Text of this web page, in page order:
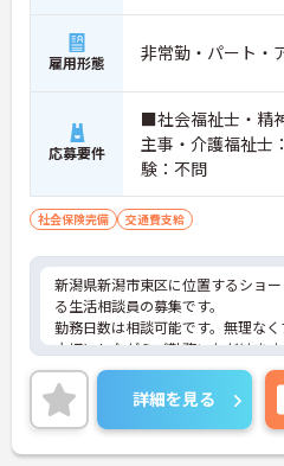
雇用形態 非常勤・パート・
応募要件
■社会福祉士・精
主事・介護福祉士
験：不問
社会保険完備 交通費支給
新潟県新潟市東区に位置するショ
る生活相談員の募集です。
勤務日数は相談可能です。無理な
大切にしながらご勤務いただけま
者やご家族、関係機関など、どん
ミュニケーションをとれる方を募集
ご興味のある方には、面接対策ポ
に詳細をご案内しますのでお気軽
い！
詳細を見る